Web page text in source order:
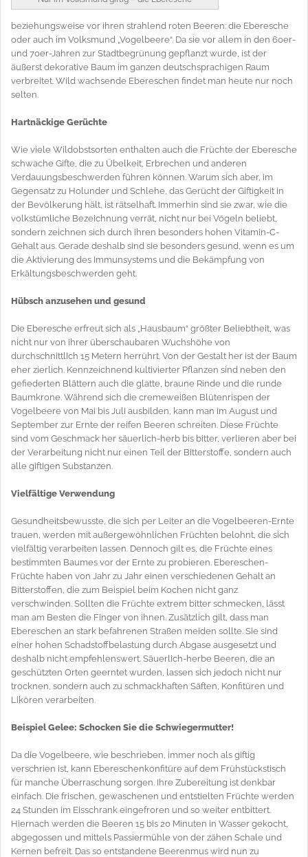
beziehungsweise vor ihren strahlend roten Beeren: die Eberesche
oder auch im Volksmund „Vogelbeere“. Da sie vor allem in den 60er-
und 70er-Jahren zur Stadtbegrünung gepflanzt wurde, ist der
äußerst dekorative Baum im ganzen deutschsprachigen Raum
verbreitet. Wild wachsende Ebereschen findet man heute nur noch
selten.
Hartnäckige Gerüchte
Wie viele Wildobstsorten enthalten auch die Früchte der Eberesche
schwache Gifte, die zu Übelkeit, Erbrechen und anderen
Verdauungsbeschwerden führen können. Warum sich aber, im
Gegensatz zu Holunder und Schlehe, das Gerücht der Giftigkeit in
der Bevölkerung hält, ist rätselhaft. Immerhin sind sie zwar, wie die
volkstümliche Bezeichnung verrät, nicht nur bei Vögeln beliebt,
sondern zeichnen sich durch ihren besonders hohen Vitamin-C-
Gehalt aus. Gerade deshalb sind sie besonders gesund, wenn es um
die Aktivierung des Immunsystems und die Bekämpfung von
Erkältungsbeschwerden geht.
Hübsch anzusehen und gesund
Die Eberesche erfreut sich als „Hausbaum“ größter Beliebtheit, was
nicht nur von ihrer überschaubaren Wuchshöhe von
durchschnittlich 15 Metern herrührt. Von der Gestalt her ist der Baum
eher zierlich. Kennzeichnend kultivierter Pflanzen sind neben den
gefiederten Blättern auch die glatte, braune Rinde und die runde
Baumkrone. Während sich die cremeweißen Blütenrispen der
Vogelbeere von Mai bis Juli ausbilden, kann man im August und
September zur Ernte der reifen Beeren schreiten. Diese Früchte
sind vom Geschmack her säuerlich-herb bis bitter, verlieren aber bei
der Verarbeitung nicht nur einen Teil der Bitterstoffe, sondern auch
alle giftigen Substanzen.
Vielfältige Verwendung
Gesundheitsbewusste, die sich per Leiter an die Vogelbeeren-Ernte
trauen, werden mit außergewöhnlichen Früchten belohnt, die sich
vielfältig verarbeiten lassen. Dennoch gilt es, die Früchte eines
bestimmten Baumes vor der Ernte zu probieren. Ebereschen-
Früchte haben von Jahr zu Jahr einen verschiedenen Gehalt an
Bitterstoffen, die zum Beispiel beim Kochen nicht ganz
verschwinden. Sollten die Früchte extrem bitter schmecken, lässt
man am Besten die Finger von ihnen. Zusätzlich gilt, dass man
Ebereschen an stark befahrenen Straßen meiden sollte. Sie sind
einer hohen Schadstoffbelastung durch Abgase ausgesetzt und
deshalb nicht empfehlenswert. Säuerlich-herbe Beeren, die an
geschützten Orten geerntet wurden, lassen sich jedoch nicht nur
trocknen, sondern auch zu schmackhaften Säften, Konfitüren und
Likören verarbeiten.
Beispiel Gelee: Schocken Sie die Schwiegermutter!
Da die Vogelbeere, wie beschrieben, immer noch als giftig
verschrien ist, kann Ebereschenkonfitüre auf dem Frühstückstisch
für manche Überraschung sorgen. Ihre Zubereitung ist denkbar
einfach. Die frischen, gewaschenen und entstielten Früchte werden
24 Stunden im Eisschrank eingefroren und so weiter entbittert.
Hiernach werden die Beeren 15 bis 20 Minuten in Wasser gekocht,
abgegossen und mittels Passiermühle von der zähen Schale und
Kernen befreit. Das so entstandene Beerenmus wird nun zu